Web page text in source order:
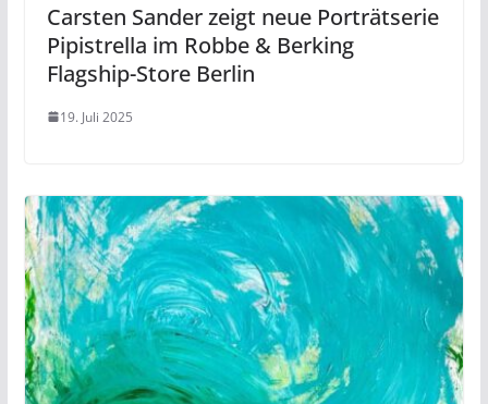
Carsten Sander zeigt neue Porträtserie
Pipistrella im Robbe & Berking
Flagship-Store Berlin
19. Juli 2025